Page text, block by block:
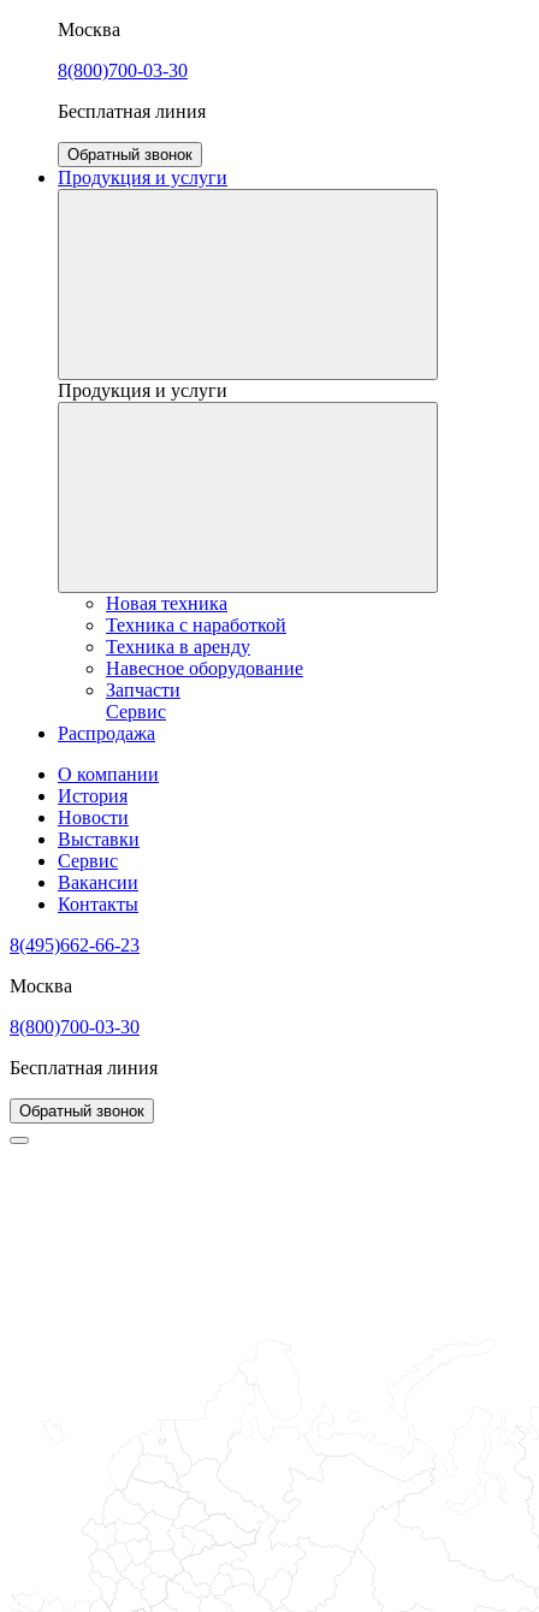
Москва
8(800)700-03-30
Бесплатная линия
Обратный звонок
Продукция и услуги
Продукция и услуги
Новая техника
Техника с наработкой
Техника в аренду
Навесное оборудование
Запчасти
Сервис
Распродажа
О компании
История
Новости
Выставки
Сервис
Вакансии
Контакты
8(495)662-66-23
Москва
8(800)700-03-30
Бесплатная линия
Обратный звонок